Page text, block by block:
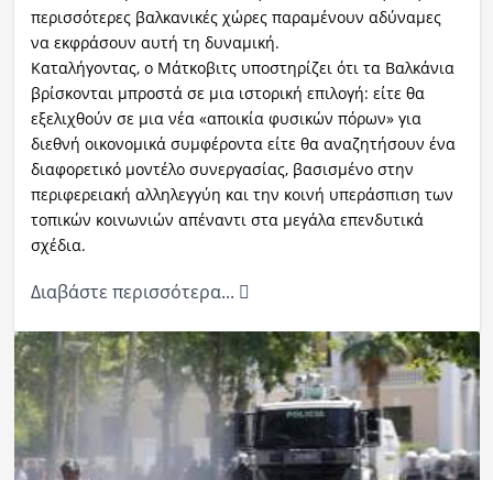
περισσότερες βαλκανικές χώρες παραμένουν αδύναμες
να εκφράσουν αυτή τη δυναμική.
Καταλήγοντας, ο Μάτκοβιτς υποστηρίζει ότι τα Βαλκάνια
βρίσκονται μπροστά σε μια ιστορική επιλογή: είτε θα
εξελιχθούν σε μια νέα «αποικία φυσικών πόρων» για
διεθνή οικονομικά συμφέροντα είτε θα αναζητήσουν ένα
διαφορετικό μοντέλο συνεργασίας, βασισμένο στην
περιφερειακή αλληλεγγύη και την κοινή υπεράσπιση των
τοπικών κοινωνιών απέναντι στα μεγάλα επενδυτικά
σχέδια.
Διαβάστε περισσότερα...